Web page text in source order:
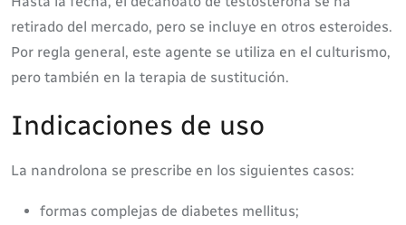
retirado del mercado, pero se incluye en otros esteroides.
Por regla general, este agente se utiliza en el culturismo,
pero también en la terapia de sustitución.
Indicaciones de uso
La nandrolona se prescribe en los siguientes casos:
formas complejas de diabetes mellitus;